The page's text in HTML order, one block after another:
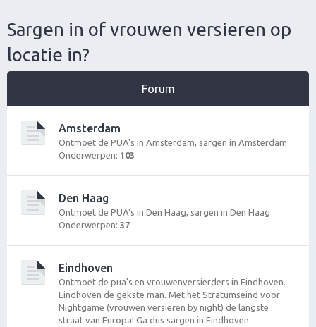
Sargen in of vrouwen versieren op
locatie in?
Forum
Amsterdam
Ontmoet de PUA's in Amsterdam, sargen in Amsterdam
Onderwerpen: 103
Den Haag
Ontmoet de PUA's in Den Haag, sargen in Den Haag
Onderwerpen: 37
Eindhoven
Ontmoet de pua's en vrouwenversierders in Eindhoven.
Eindhoven de gekste man. Met het Stratumseind voor
Nightgame (vrouwen versieren by night) de langste
straat van Europa! Ga dus sargen in Eindhoven